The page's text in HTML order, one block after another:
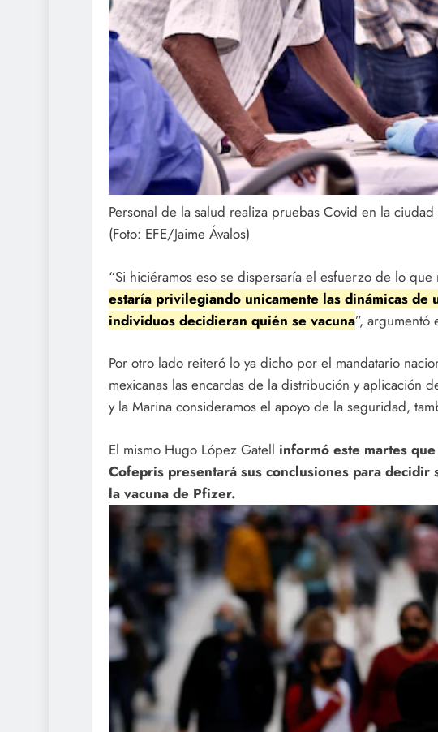
Personal de la salud realiza pruebas Covid en la
(Foto: EFE/Jaime Ávalos)
“Si hiciéramos eso se dispersaría el esfuerzo de lo
estaría privilegiando unicamente las dinámicas de
individuos decidieran quién se vacuna”, argumentó
Por otro lado reiteró lo ya dicho por el mandatario
mexicanas las encardas de la distribución y aplicación
y la Marina consideramos el apoyo de la seguridad,
El mismo Hugo López Gatell informó este martes
Cofepris presentará sus conclusiones para
la vacuna de Pfizer.